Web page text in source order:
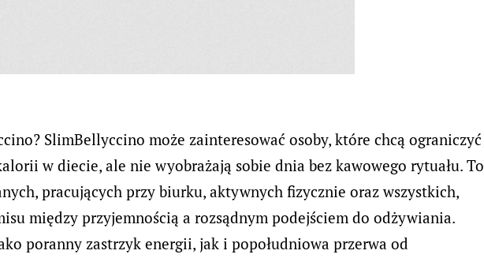
SlimBellyccino może zainteresować osoby, które chcą ograniczyć
w diecie, ale nie wyobrażają sobie dnia bez kawowego rytuału. To
pracujących przy biurku, aktywnych fizycznie oraz wszystkich,
między przyjemnością a rozsądnym podejściem do odżywiania.
poranny zastrzyk energii, jak i popołudniowa przerwa od